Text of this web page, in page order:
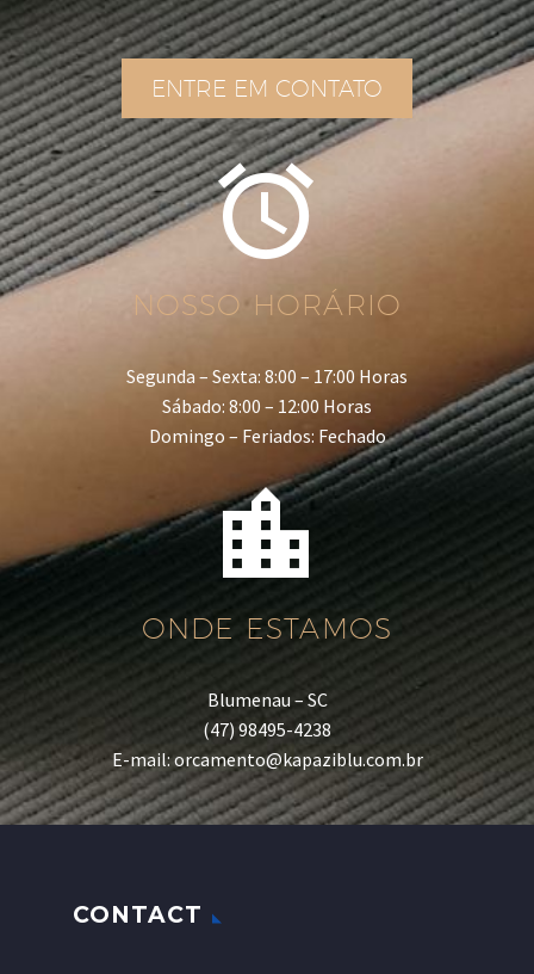
ENTRE EM CONTATO


NOSSO HORÁRIO
Segunda – Sexta: 8:00 – 17:00 Horas
Sábado: 8:00 – 12:00 Horas
Domingo – Feriados: Fechado


ONDE ESTAMOS
Blumenau – SC
(47) 98495-4238
E-mail: orcamento@kapaziblu.com.br
CONTACT